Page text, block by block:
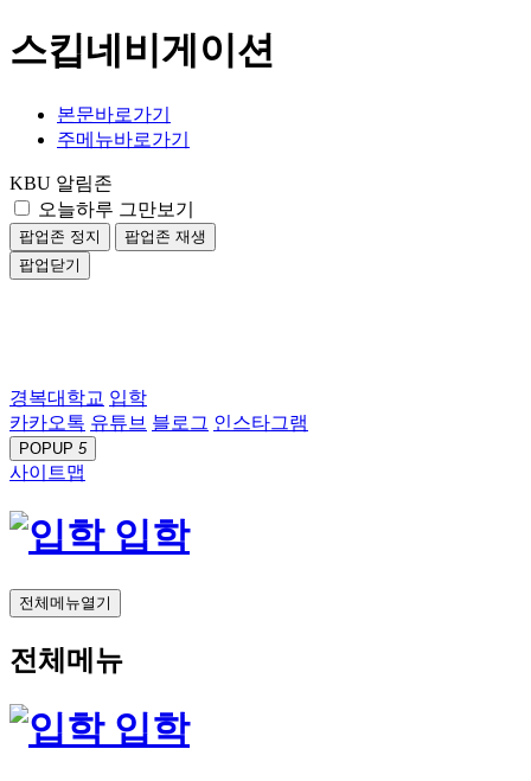
스킵네비게이션
본문바로가기
주메뉴바로가기
KBU 알림존
오늘하루 그만보기
팝업존 정지
팝업존 재생
팝업닫기
경복대학교 입학
카카오톡 유튜브 블로그 인스타그램
POPUP 5
사이트맵
입학
전체메뉴열기
전체메뉴
입학